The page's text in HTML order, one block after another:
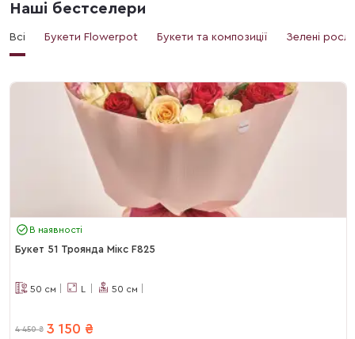
Наші бестселери
Всі Букети Flowerpot Букети та композиції Зелені
В наявності
Букет 51 Троянда Мікс F825
50 см L 50 см
4 450 ₴ 3 150 ₴